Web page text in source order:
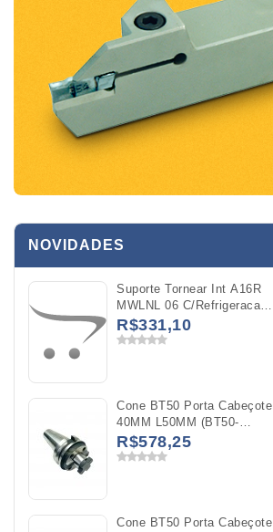
NOVIDADES
Suporte Tornear Int A16R
MWLNL 06 C/Refrigeracao
WNMG 0604
R$331,10
Cone BT50 Porta Cabeçote
40MM L50MM (BT50-
FMB40-50)
R$578,25
Cone BT50 Porta Cabeçote